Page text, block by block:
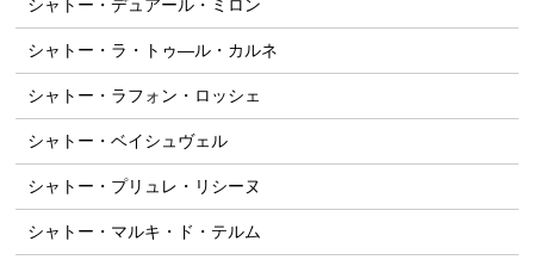
シャトー・デュアール・ミロン
シャトー・ラ・トゥ―ル・カルネ
シャトー・ラフォン・ロッシェ
シャトー・ベイシュヴェル
シャトー・プリュレ・リシーヌ
シャトー・マルキ・ド・テルム